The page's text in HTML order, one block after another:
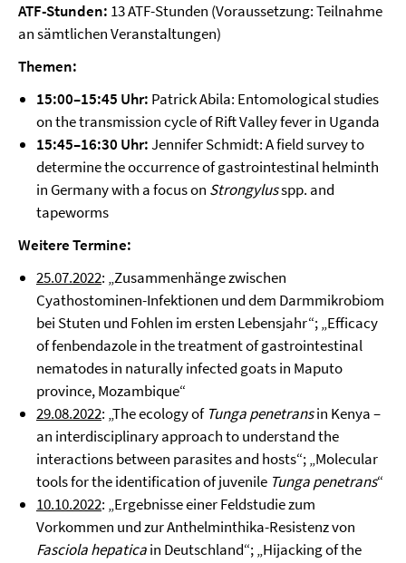
ATF-Stunden: 13 ATF-Stunden (Voraussetzung: Teilnahme
an sämtlichen Veranstaltungen)
Themen:
15:00–15:45 Uhr: Patrick Abila: Entomological studies
on the transmission cycle of Rift Valley fever in Uganda
15:45–16:30 Uhr:Jennifer Schmidt: A field survey to
determine the occurrence of gastrointestinal helminth
in Germany with a focus on Strongylusspp. and
tapeworms
Weitere Termine:
25.07.2022: „Zusammenhänge zwischen
Cyathostominen-Infektionen und dem Darmmikrobiom
bei Stuten und Fohlen im ersten Lebensjahr“; „Efficacy
of fenbendazole in the treatment of gastrointestinal
nematodes in naturally infected goats in Maputo
province, Mozambique“
29.08.2022: „The ecology of Tunga penetransin Kenya –
an interdisciplinary approach to understand the
interactions between parasites and hosts“; „Molecular
tools for the identification of juvenile Tunga penetrans“
10.10.2022: „Ergebnisse einer Feldstudie zum
Vorkommen und zur Anthelminthika-Resistenz von
Fasciola hepaticain Deutschland“; „Hijacking of the